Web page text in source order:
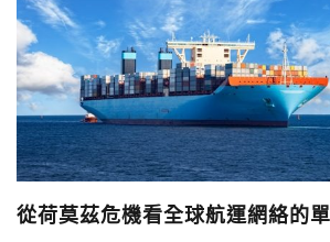
從荷莫茲危機看全球航運網絡的